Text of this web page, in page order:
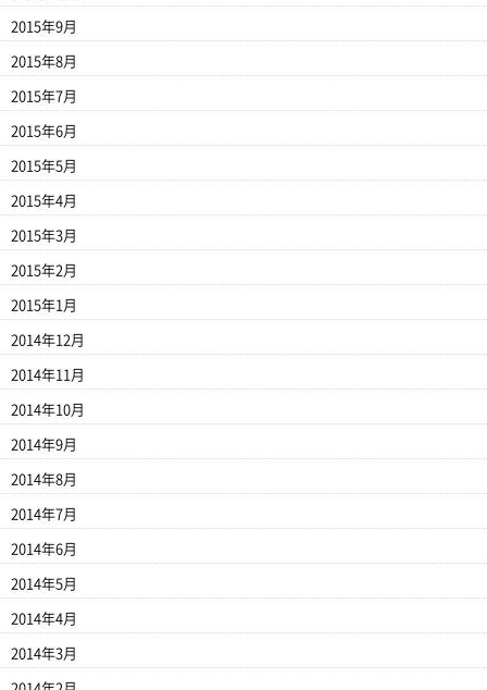
2015年9月
2015年8月
2015年7月
2015年6月
2015年5月
2015年4月
2015年3月
2015年2月
2015年1月
2014年12月
2014年11月
2014年10月
2014年9月
2014年8月
2014年7月
2014年6月
2014年5月
2014年4月
2014年3月